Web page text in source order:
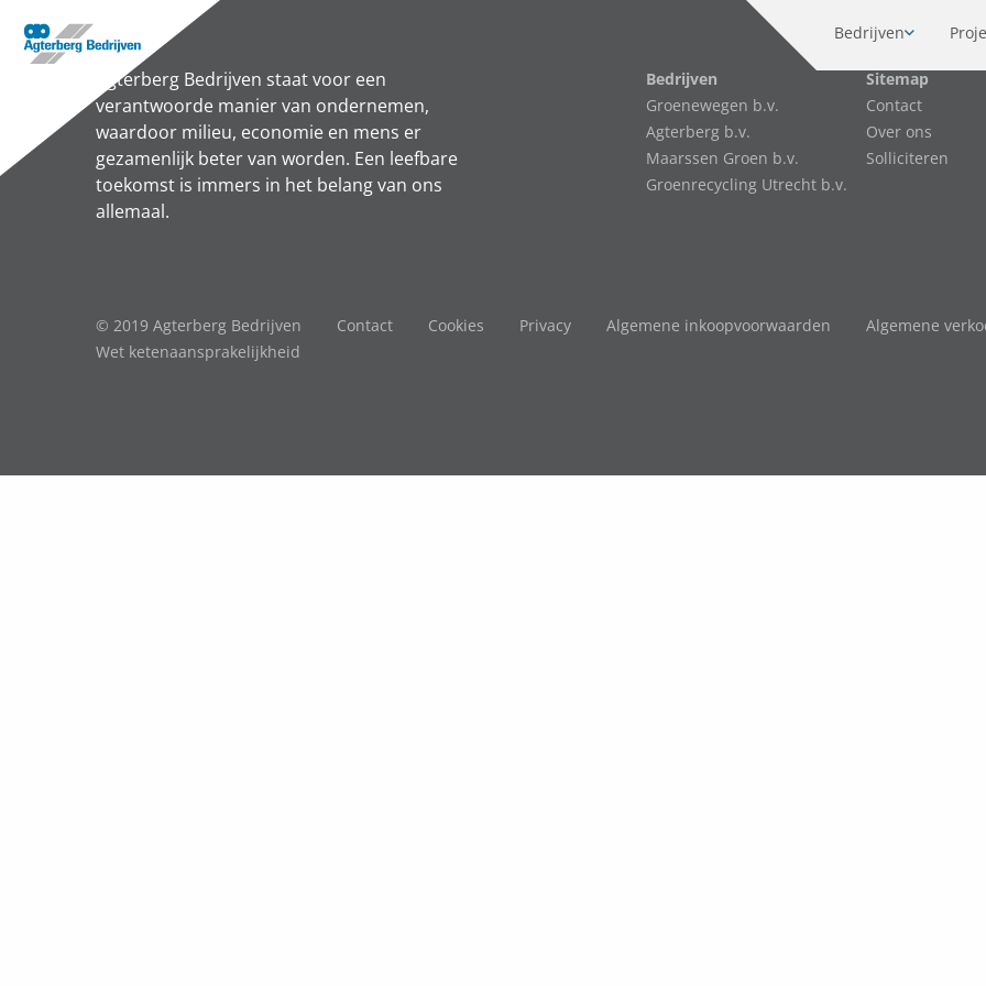
Bedrijven
Agterberg Bedrijven staat voor een
verantwoorde manier van ondernemen,
waardoor milieu, economie en mens er
gezamenlijk beter van worden. Een leefbare
toekomst is immers in het belang van ons
allemaal.
Bedrijven
Groenewegen b.v.
Agterberg b.v.
Maarssen Groen b.v.
Groenrecycling Utrecht b.v.
Sitemap
Contact
Over ons
Solliciteren
© 2019 Agterberg Bedrijven Contact Cookies Privacy Algemene inkoopvoorwaarden
Algemene
Wet ketenaansprakelijkheid